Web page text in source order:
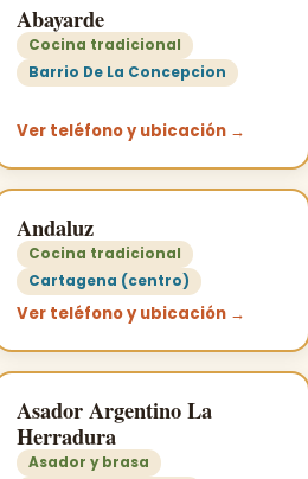
Abayarde
Cocina tradicional
Barrio De La Concepcion
Ver teléfono y ubicación →
Andaluz
Cocina tradicional
Cartagena (centro)
Ver teléfono y ubicación →
Asador Argentino La
Herradura
Asador y brasa